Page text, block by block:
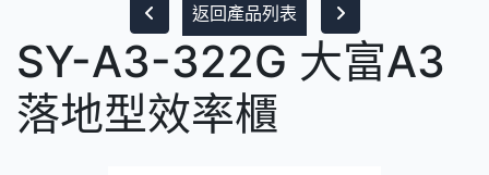
返回產品列表
SY-A3-322G 大富A3
落地型效率櫃